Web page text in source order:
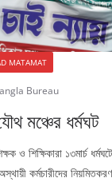
MATAMAT
Bureau
মঞ্চের ধর্মঘট
ও শিক্ষিকারা ১৩মার্চ
কর্মচারীদের